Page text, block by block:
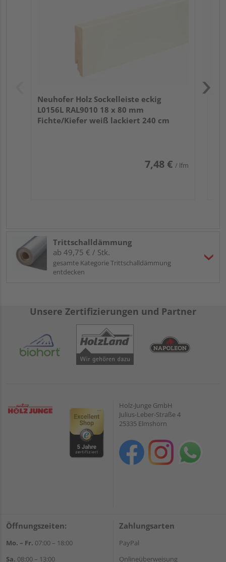
Neuhofer Holz Sockelleiste eckig
L0156L RAL9010 18 x 80 mm
Fichte/Kiefer weiß lackiert 240 cm
7,48 € / lfm
Trittschalldämmung
ab 49,75 € / Stk.
gesamte Kategorie Trittschalldämmung
entdecken
Unsere Zertifizierungen und Partner
Holz-Junge GmbH
Julius-Leber-Straße 4
25335 Elmshorn
Öffnungszeiten:
Mo. – Fr. 07:00 – 18:00
Sa. 08:00 – 13:00
Zahlungsarten
PayPal
Onlineüberweisung